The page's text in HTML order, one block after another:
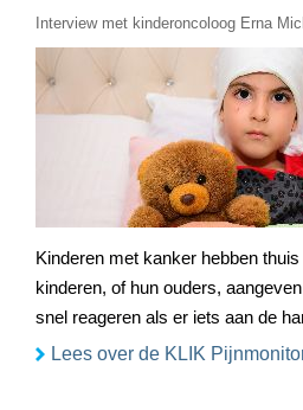
Interview met kinderoncoloog Erna
Kinderen met kanker hebben
kinderen, of hun ouders,
snel reageren als er iets aan de
Lees over de KLIK